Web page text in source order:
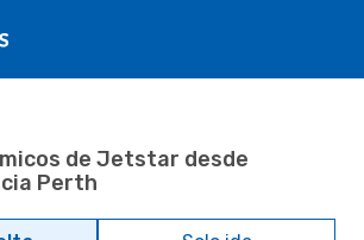
de Jetstar desde
Perth